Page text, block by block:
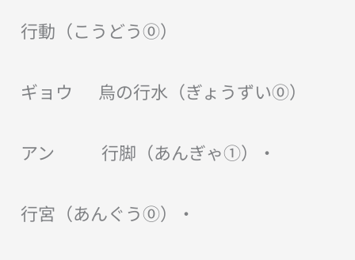
行動（こうどう⓪）
ギョウ 烏の行水（ぎょうずい⓪）
アン 行脚（あんぎゃ①）・
行宮（あんぐう⓪）・